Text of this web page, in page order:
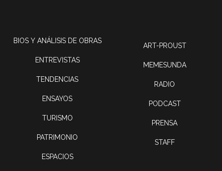
BIOS Y ANÁLISIS DE OBRAS
ENTREVISTAS
TENDENCIAS
ENSAYOS
TURISMO
PATRIMONIO
ESPACIOS
ART-PROUST
MEMESUNDA
RADIO
PODCAST
PRENSA
STAFF